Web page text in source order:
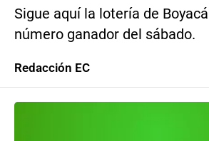
Sigue aquí la lotería de Boyacá
número ganador del sábado.
Redacción EC